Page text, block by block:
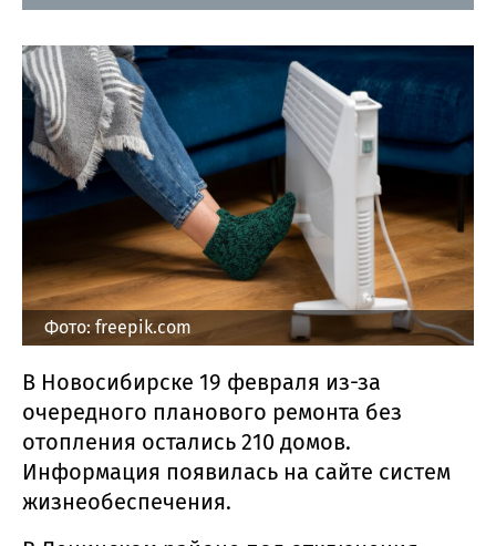
Фото: freepik.com
В Новосибирске 19 февраля из-за
очередного планового ремонта без
отопления остались 210 домов.
Информация появилась на сайте систем
жизнеобеспечения.